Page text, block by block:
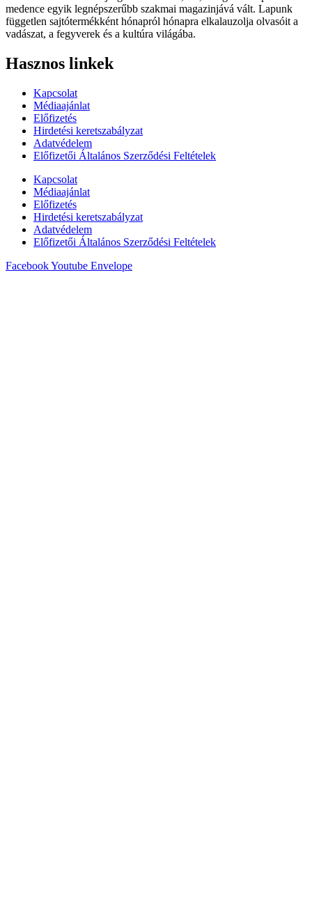
medence egyik legnépszerűbb szakmai magazinjává vált. Lapunk
független sajtótermékként hónapról hónapra elkalauzolja olvasóit a
vadászat, a fegyverek és a kultúra világába.
Hasznos linkek
Kapcsolat
Médiaajánlat
Előfizetés
Hirdetési keretszabályzat
Adatvédelem
Előfizetői Általános Szerződési Feltételek
Kapcsolat
Médiaajánlat
Előfizetés
Hirdetési keretszabályzat
Adatvédelem
Előfizetői Általános Szerződési Feltételek
FacebookYoutube Envelope